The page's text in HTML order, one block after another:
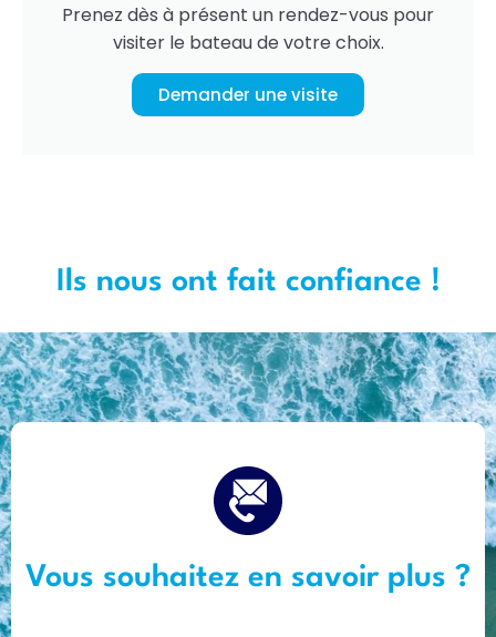
Prenez dès à présent un rendez-vous pour
visiter le bateau de votre choix.
Demander une visite
Ils nous ont fait confiance !
Vous souhaitez en savoir plus ?